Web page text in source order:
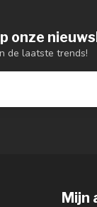
onze
de laatste trends!
Mijn